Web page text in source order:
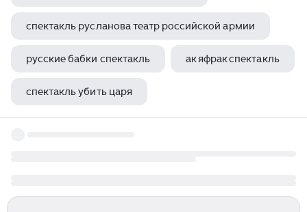
спектакль русланова театр российской армии
русские бабки спектакль ак яфрак спектакль
спектакль убить царя